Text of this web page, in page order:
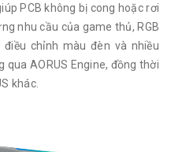
PCB không bị cong hoặc rơi
nhu cầu của game thủ, RGB
chỉnh màu đèn và nhiều
qua AORUS Engine, đồng thời
khác.